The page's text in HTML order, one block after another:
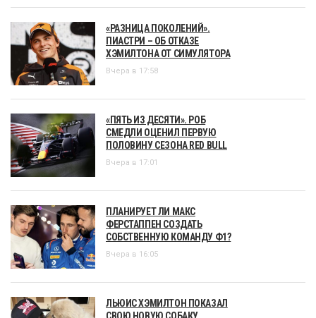
«РАЗНИЦА ПОКОЛЕНИЙ».
ПИАСТРИ – ОБ ОТКАЗЕ
ХЭМИЛТОНА ОТ СИМУЛЯТОРА
Вчера в 17:58
«ПЯТЬ ИЗ ДЕСЯТИ». РОБ
СМЕДЛИ ОЦЕНИЛ ПЕРВУЮ
ПОЛОВИНУ СЕЗОНА RED BULL
Вчера в 17:01
ПЛАНИРУЕТ ЛИ МАКС
ФЕРСТАППЕН СОЗДАТЬ
СОБСТВЕННУЮ КОМАНДУ Ф1?
Вчера в 16:05
ЛЬЮИС ХЭМИЛТОН ПОКАЗАЛ